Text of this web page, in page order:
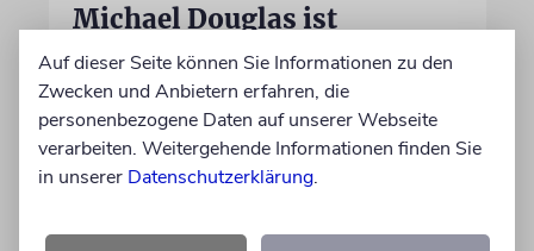
Michael Douglas ist
Ehrenbotschafter Mallorcas
Der Hollywood-Star mit jüdischem
Familienhintergrund wird für seine enge
Verbindung zu der spanischen Insel und sein
Engagement für deren kulturelles Erbe geehrt
Auf dieser Seite können Sie Informationen zu den
Zwecken und Anbietern erfahren, die
personenbezogene Daten auf unserer Webseite
verarbeiten. Weitergehende Informationen finden Sie
in unserer Datenschutzerklärung.